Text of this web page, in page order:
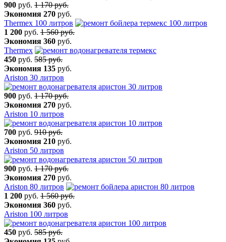
900 руб. 1 170 руб.
Экономия 270 руб.
Thermex 100 литров
1 200 руб. 1 560 руб.
Экономия 360 руб.
Thermex
450 руб. 585 руб.
Экономия 135 руб.
Ariston 30 литров
900 руб. 1 170 руб.
Экономия 270 руб.
Ariston 10 литров
700 руб. 910 руб.
Экономия 210 руб.
Ariston 50 литров
900 руб. 1 170 руб.
Экономия 270 руб.
Ariston 80 литров
1 200 руб. 1 560 руб.
Экономия 360 руб.
Ariston 100 литров
450 руб. 585 руб.